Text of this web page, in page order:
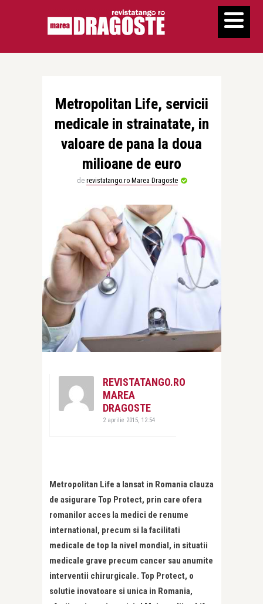
Metropolitan Life, servicii
medicale in strainatate, in
valoare de pana la doua
milioane de euro
de revistatango.ro Marea Dragoste
REVISTATANGO.RO
MAREA
DRAGOSTE
2 aprilie 2015, 12:54
Metropolitan Life a lansat in Romania clauza
de asigurare Top Protect, prin care ofera
romanilor acces la medici de renume
international, precum si la facilitati
medicale de top la nivel mondial, in situatii
medicale grave precum cancer sau anumite
interventii chirurgicale. Top Protect, o
solutie inovatoare si unica in Romania,